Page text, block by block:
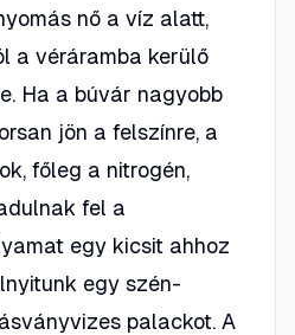
nő a víz alatt,
a véráramba kerülő
Ha a búvár nagyobb
jön a felszínre, a
főleg a nitrogén,
fel a
egy kicsit ahhoz
egy szén-
palackot. A